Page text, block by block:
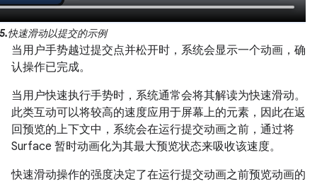
快速滑动以提交的示例
当用户手势越过提交点并松开时，系统会显示一个动画，确
认操作已完成。
当用户快速执行手势时，系统通常会将其解读为快速滑动。
此类互动可以将较高的速度应用于屏幕上的元素，因此在返
回预览的上下文中，系统会在运行提交动画之前，通过将
Surface 暂时动画化为其最大预览状态来吸收该速度。
快速滑动操作的强度决定了在运行提交动画之前预览动画的